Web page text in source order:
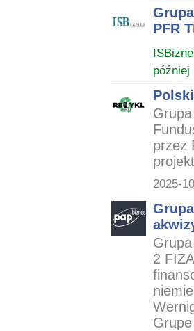
PFR
później
przez
2025-
2